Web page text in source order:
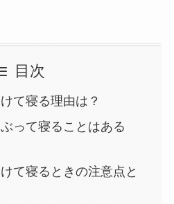
目次
て寝る理由は？
って寝ることはある
て寝るときの注意点と